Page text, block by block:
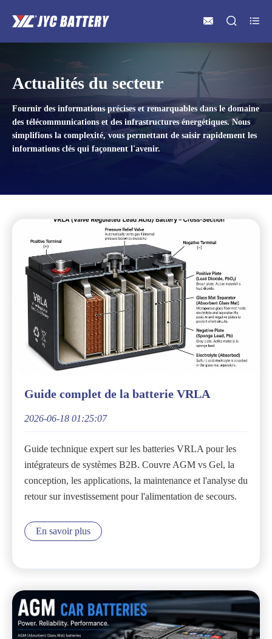
  
Actualités du secteur
Fournir des informations précises et remarquables dans le domaine
des télécommunications et des infrastructures énergétiques. Nous
simplifions la complexité, vous permettant de saisir rapidement les
informations clés qui façonnent l'avenir.
Guide complet de la batterie VRLA
2026-06-18 01:25:07
Guide technique expert sur les batteries VRLA pour les
intégrateurs de systèmes B2B. Couvre AGM vs Gel, la
conception, les applications, la maintenance et l'analyse du
retour sur investissement pour l'alimentation de secours.
En savoir plus